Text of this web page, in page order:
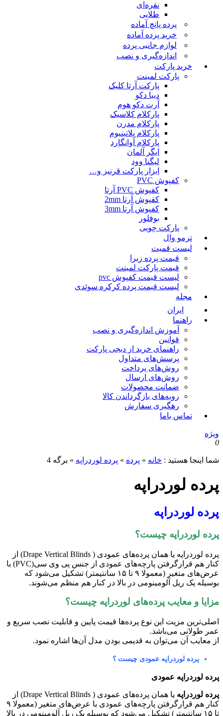
نقره‌ای
طلایی
پرده پانچ آماده
خرید پرده آماده
لوازم جانبی پرده
اندازه‌گیری و نصب
خرید پارکت
پارکت لمینت
پارکت آرتا کلیک
دیبا دکو
آرت دکو هوم
پارکلام کلاسیک
پارکلام مدرن
پارکلام پلاتینیوم
پارکلام آوانگارد
ایگر آلمان
لیگنا وود
ابزار پارکت قرنیز و…
کفپوش PVC
کفپوش PVC آرتا
کفپوش آرتا 2mm
کفپوش آرتا 3mm
بوفلور
پارکت چوبی
ترمو وال
لیست قمیت
قیمت پرده زبرا
قیمت پارکت لمینت
لیست قیمت کفپوش pvc
لیست قیمت پرده کرکره سوئدی
مجله
ایران
راهنما
آموزش اندازه‌گیری و نصب
قوانین
راهنمای خرید از دیجی پارکت
پرسش‌های متداول
روش‌های پرداخت
روش‌های ارسال
ضمانت محصولات
رویه‌های بازگرداندن کالا
رهگیری سفارش
تماس باما
اینجا هستید : خانه»پرده»پرده لوردراپه»برگه 4
لوردراپه
لوردراپه
لوردراپه چیست؟
پرده لوردراپه یا همان پرده‌های عمودی ( Drape Vertical Blinds) از
کنار هم قرارگرفتن پارچه‌های عمودی از جنس پی وی سی(PVC) با
عرض‌های متغیر (معمولا ۹ تا ۱۵ سانتیمتر) تشکیل می‌شود که
یک ریل آلومینومی در بالا در کنار هم منظم می‌شوند.
و معایب پرده‌های لوردراپه چیست؟
مزیت این نوع پرده‌ها قیمت پایین و قابلیت نصب سریع و
طولانی می‌باشد.
معایب آن می‌توان به قدیمی بودن مدل آن‌ها اشاره نمود.
پرده لوردراپه عمودی چیست ؟
لوردراپه عمودی
لوردراپه
یا همان پرده‌های عمودی ( Drape Vertical Blinds) از
کنار هم قرارگرفتن پارچه‌های عمودی با عرض‌های متغیر (معمولا ۹
تا ۱۵ سانتیمتر) تشکیل می‌شود که بوسیله یک ریل آلومینومی در بالا